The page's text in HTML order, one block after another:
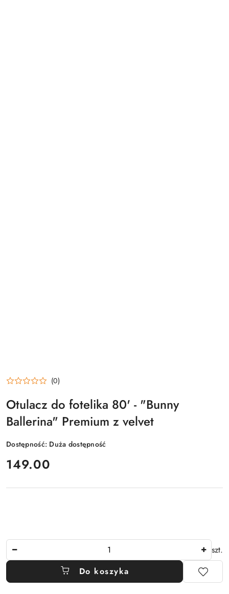
(0)
Otulacz do fotelika 80' - "Bunny
Ballerina" Premium z velvet
Dostępność: Duża dostępność
cena:
149.00
szt.
Do koszyka